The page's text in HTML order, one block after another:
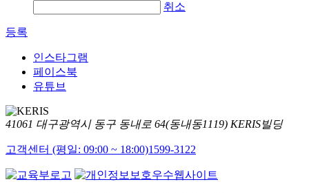
취소
등록
인스타그램
페이스북
유튜브
41061 대구광역시 동구 동내로 64(동내동1119) KERIS빌딩
고객센터 (평일: 09:00 ~ 18:00)1599-3122